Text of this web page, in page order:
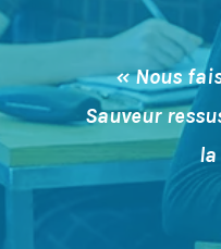
« Nous
Sauveur